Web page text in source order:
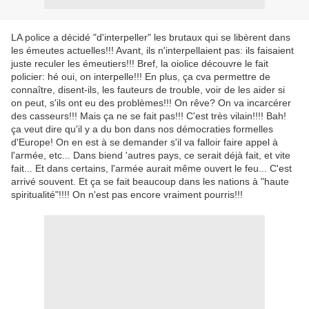
LA police a décidé "d'interpeller" les brutaux qui se libèrent dans
les émeutes actuelles!!! Avant, ils n'interpellaient pas: ils faisaient
juste reculer les émeutiers!!! Bref, la oiolice découvre le fait
policier: hé oui, on interpelle!!! En plus, ça cva permettre de
connaître, disent-ils, les fauteurs de trouble, voir de les aider si
on peut, s'ils ont eu des problèmes!!! On rêve? On va incarcérer
des casseurs!!! Mais ça ne se fait pas!!! C'est très vilain!!!! Bah!
ça veut dire qu'il y a du bon dans nos démocraties formelles
d'Europe! On en est à se demander s'il va falloir faire appel à
l'armée, etc... Dans biend 'autres pays, ce serait déjà fait, et vite
fait... Et dans certains, l'armée aurait même ouvert le feu... C'est
arrivé souvent. Et ça se fait beaucoup dans les nations à "haute
spiritualité"!!!! On n'est pas encore vraiment pourris!!!